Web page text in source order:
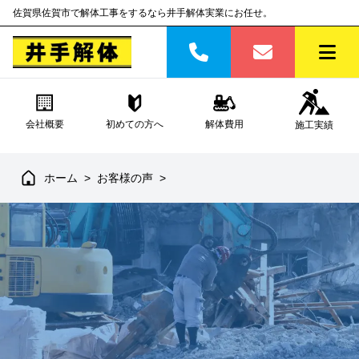
佐賀県佐賀市で解体工事をするなら井手解体実業にお任せ。
会社概要 初めての方へ 解体費用 施工実績
ホーム > お客様の声 >